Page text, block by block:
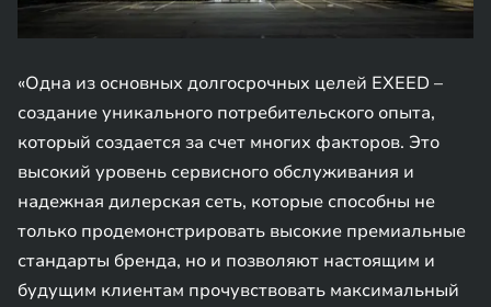
«Одна из основных долгосрочных целей EXEED –
создание уникального потребительского опыта,
который создается за счет многих факторов. Это
высокий уровень сервисного обслуживания и
надежная дилерская сеть, которые способны не
только продемонстрировать высокие премиальные
стандарты бренда, но и позволяют настоящим и
будущим клиентам прочувствовать максимальный